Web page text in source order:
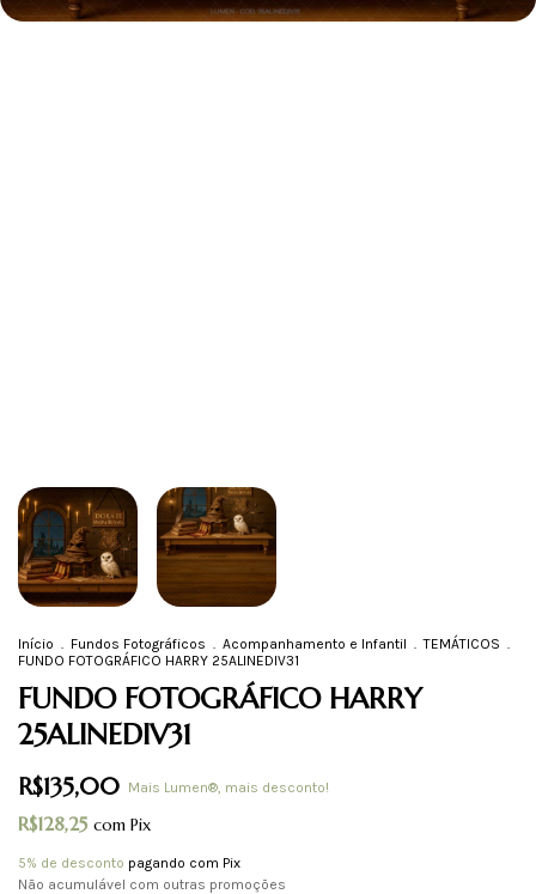
Início . Fundos Fotográficos . Acompanhamento e Infantil . TEMÁTICOS .
FUNDO FOTOGRÁFICO HARRY 25ALINEDIV31
FUNDO FOTOGRÁFICO HARRY
25ALINEDIV31
R$135,00 Mais Lumen®, mais desconto!
R$128,25 com Pix
5% de desconto pagando com Pix
Não acumulável com outras promoções